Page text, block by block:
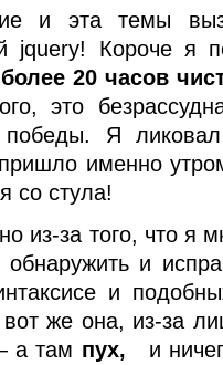
и эта темы
jquery! Короче я
более 20 часов
это
победы. Я
именно
со стула!
из-за того, что я
и
и
вот же она, из-за
а там пух, и